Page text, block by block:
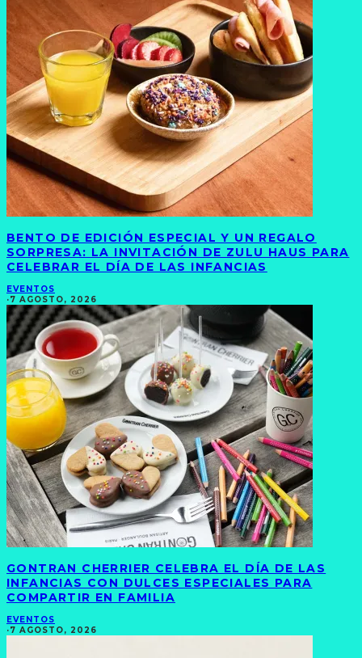
BENTO DE EDICIÓN ESPECIAL Y UN REGALO
SORPRESA: LA INVITACIÓN DE ZULU HAUS PARA
CELEBRAR EL DÍA DE LAS INFANCIAS
EVENTOS
·7 AGOSTO, 2026
GONTRAN CHERRIER CELEBRA EL DÍA DE LAS
INFANCIAS CON DULCES ESPECIALES PARA
COMPARTIR EN FAMILIA
EVENTOS
·7 AGOSTO, 2026